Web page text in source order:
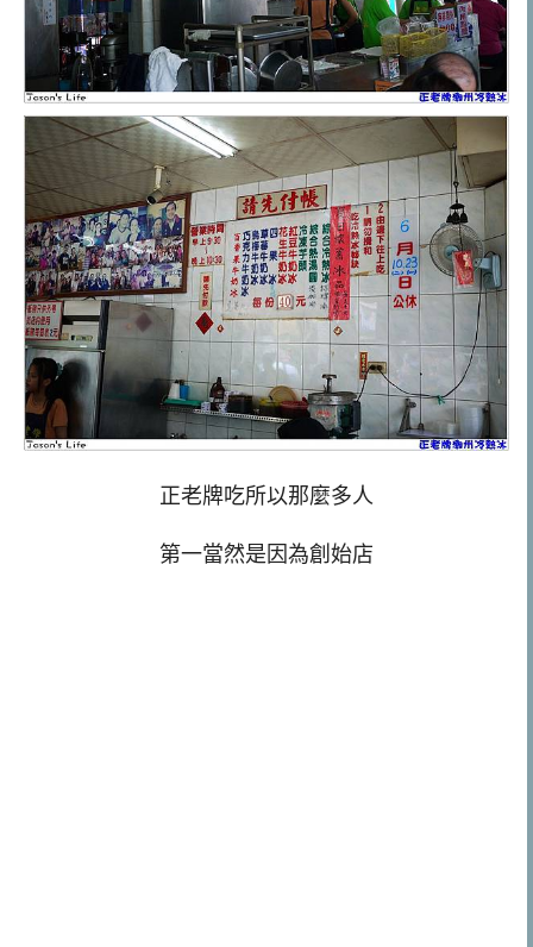
正老牌吃所以那麼多人
第一當然是因為創始店